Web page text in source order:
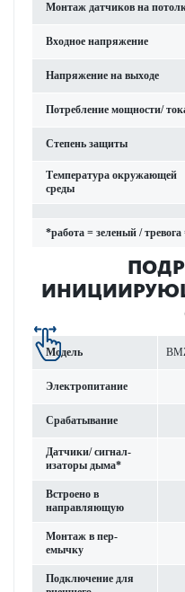
Монтаж дат­чиков на
Входное напряжение
Напряжение на выходе
Потреб­л­ение мощности/
Степень защиты
Темпер­атура окружающей
среды
*работа = зел­еный /
Модель
Электропитание
Срабат­ывание
Дат­чики/ сигнал­
изаторы дыма*
Встроено в
направляющую
Монтаж в пер­
емычку
Под­ключение для